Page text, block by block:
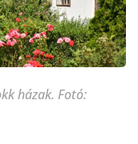
házak. Fotó: